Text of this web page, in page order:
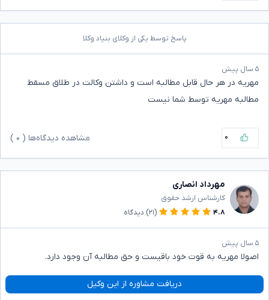
پاسخ توسط یکی از وکلای بنیاد وکلا
۵ سال پیش
مهریه در هر حال قابل مطالبه است و داشتن وکالت در طلاق مسقط
مطالبه مهریه توسط شما نیست
۰ مشاهده دیدگاه‌ها ( ۰
مهرداد انصاری
کارشناس ارشد حقوق
۴.۸
(۲۱) دیدگاه
۵ سال پیش
اصولا مهریه به قوت خود باقیست و حق مطالبه آن وجود دارد.
دریافت مشاوره از این وکیل